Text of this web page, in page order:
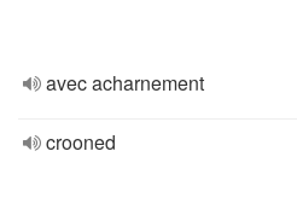
avec acharnement
crooned